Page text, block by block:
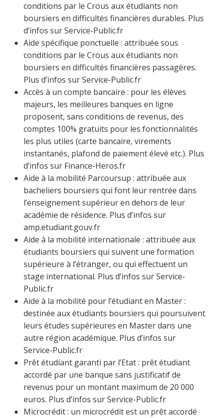
conditions par le Crous aux étudiants non
boursiers en difficultés financières durables. Plus
d’infos sur Service-Public.fr
Aide spécifique ponctuelle : attribuée sous
conditions par le Crous aux étudiants non
boursiers en difficultés financières passagères.
Plus d’infos sur Service-Public.fr
Accès à un compte bancaire : pour les élèves
majeurs, les meilleures banques en ligne
proposent, sans conditions de revenus, des
comptes 100% gratuits pour les fonctionnalités
les plus utiles (carte bancaire, virements
instantanés, plafond de paiement élevé etc.). Plus
d’infos sur Finance-Heros.fr
Aide à la mobilité Parcoursup : attribuée aux
bacheliers boursiers qui font leur rentrée dans
l’enseignement supérieur en dehors de leur
académie de résidence. Plus d’infos sur
amp.etudiant.gouv.fr
Aide à la mobilité internationale : attribuée aux
étudiants boursiers qui suivent une formation
supérieure à l’étranger, ou qui effectuent un
stage international. Plus d’infos sur Service-
Public.fr
Aide à la mobilité pour l’étudiant en Master :
destinée aux étudiants boursiers qui poursuivent
leurs études supérieures en Master dans une
autre région académique. Plus d’infos sur
Service-Public.fr
Prêt étudiant garanti par l’Etat : prêt étudiant
accordé par une banque sans justificatif de
revenus pour un montant maximum de 20 000
euros. Plus d’infos sur Service-Public.fr
Microcrédit : un microcrédit est un prêt accordé